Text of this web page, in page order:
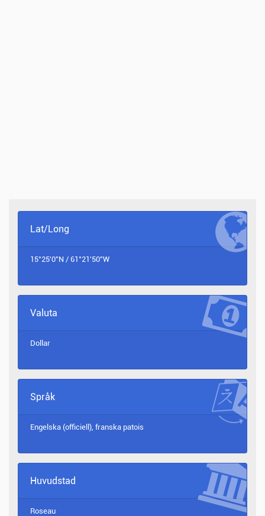
Lat/Long
15°25'0"N / 61°21'50"W
Valuta
Dollar
Språk
Engelska (officiell), franska patois
Huvudstad
Roseau